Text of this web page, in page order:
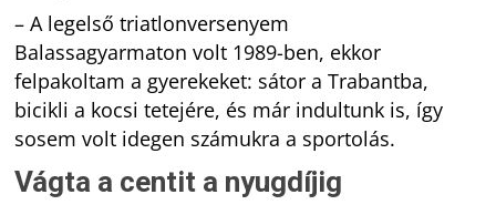
– A legelső triatlonversenyem
Balassagyarmaton volt 1989-ben, ekkor
felpakoltam a gyerekeket: sátor a Trabantba,
bicikli a kocsi tetejére, és már indultunk is, így
sosem volt idegen számukra a sportolás.
Vágta a centit a nyugdíjig